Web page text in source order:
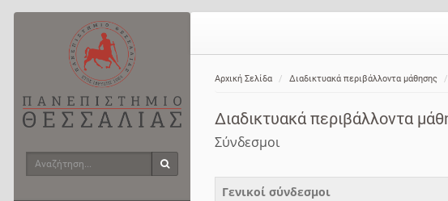
Αρχική Σελίδα Διαδικτυακά περιβάλλοντα μάθησης
Διαδικτυακά περιβάλλοντα
Σύνδεσμοι
Γενικοί σύνδεσμοι
Αναζήτηση